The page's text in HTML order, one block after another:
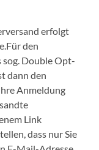
erfolgt
den
Double Opt-
dann den
Anmeldung
Link
dass nur Sie